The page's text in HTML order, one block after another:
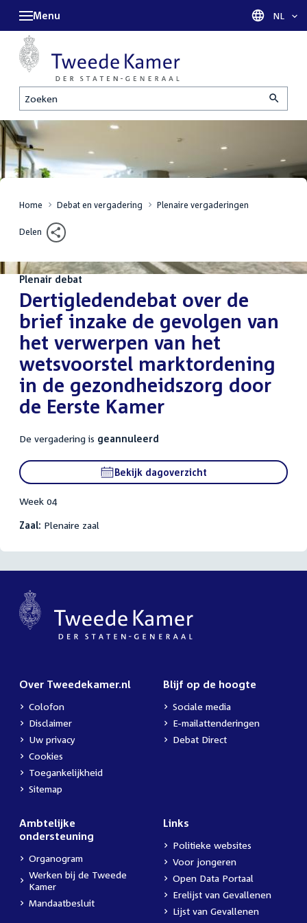
Zoeken
Menu Taal
NL
Home Debat en vergadering Plenaire vergaderingen
Delen
Plenair debat
:Dertigledendebat over de
brief inzake de gevolgen van
het verwerpen van het
wetsvoorstel marktordening
in de gezondheidszorg door
de Eerste Kamer
De vergadering is geannuleerd
Bekijk dagoverzicht
Week 04
Zaal: Plenaire zaal
Over Tweedekamer.nl
Colofon
Disclaimer
Uw privacy
Cookies
Toegankelijkheid
Sitemap
Blijf op de hoogte
Sociale media
E-mailattenderingen
Debat Direct
Ambtelijke
ondersteuning
Organogram
Werken bij de Tweede
Kamer
Mandaatbesluit
Links
Politieke websites
Voor jongeren
Open Data Portaal
Erelijst van Gevallenen
Lijst van Gevallenen